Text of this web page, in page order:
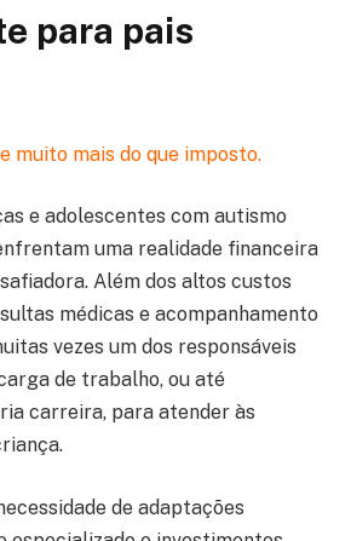
para pais
muito mais do que imposto.
e adolescentes com autismo
uma realidade financeira
Além dos altos custos
médicas e acompanhamento
vezes um dos responsáveis
de trabalho, ou até
carreira, para atender às
de adaptações